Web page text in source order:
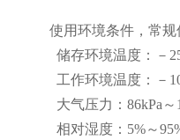
使用环境条件，常
储存环境温度：－
工作环境温度：
大气压力：86kPa～
相对湿度：5%～